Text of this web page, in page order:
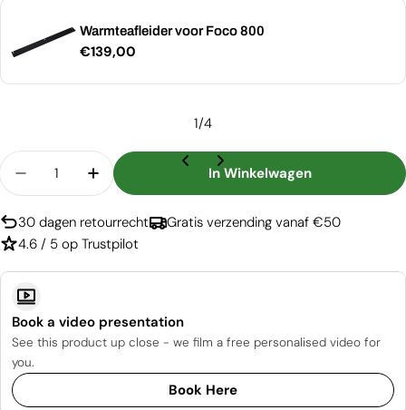
Warmteafleider voor Foco 800
Normale
€139,00
1/4
Aantal
Aantal Verlagen Voor Foco Two 800
Aantal Verhogen Voor Foco Two 800
In Winkelwagen
30 dagen retourrecht
Gratis verzending vanaf €50
4.6 / 5 op Trustpilot
Book a video presentation
See this product up close - we film a free personalised video for
you.
Book Here